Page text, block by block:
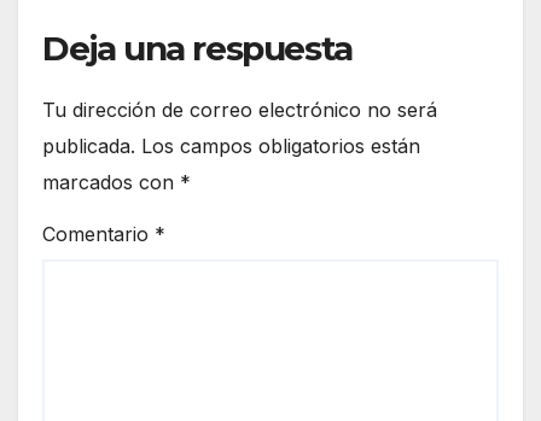
Deja una respuesta
Tu dirección de correo electrónico no será
publicada. Los campos obligatorios están
marcados con *
Comentario *